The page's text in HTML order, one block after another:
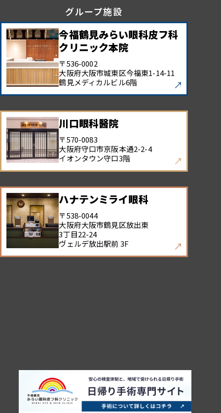
グループ施設
今福鶴見みらい眼科皮フ科
クリニック本院
〒536-0002
大阪府大阪市城東区今福東1-14-11
鶴見メディカルビル6階
川口眼科醫院
〒570-0083
大阪府守口市京阪本通2-2-4
イオンタウン守口3階
ハナテンミライ眼科
〒538-0044
大阪府大阪市鶴見区放出東
3丁目22-24
ヴェルデ放出駅前 3F